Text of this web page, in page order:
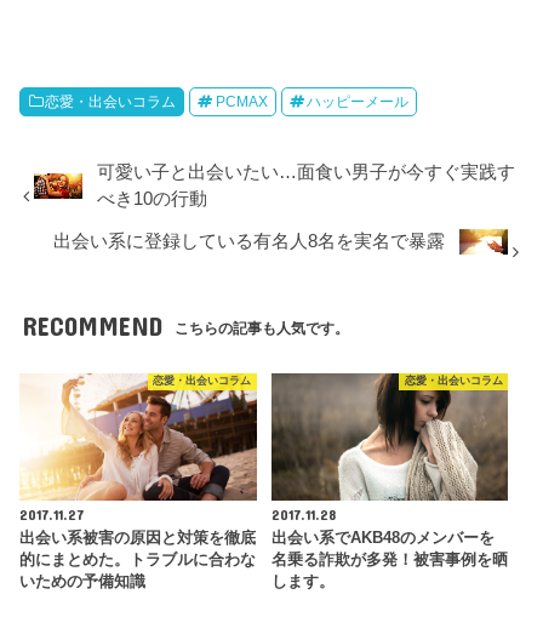
恋愛・出会いコラム PCMAX ハッピーメール
可愛い子と出会いたい…面食い男子が今すぐ実践す
べき10の行動
出会い系に登録している有名人8名を実名で暴露
RECOMMEND こちらの記事も人気です。
恋愛・出会いコラム
2017.11.27
出会い系被害の原因と対策を徹底
的にまとめた。トラブルに合わな
いための予備知識
恋愛・出会いコラム
2017.11.28
出会い系でAKB48のメンバーを
名乗る詐欺が多発！被害事例を晒
します。